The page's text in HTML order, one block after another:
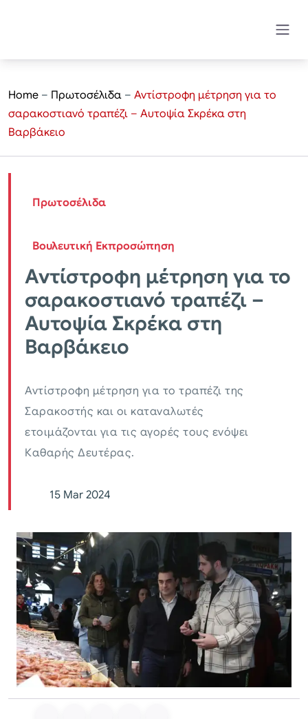
Home – Πρωτοσέλιδα – Αντίστροφη μέτρηση για το
σαρακοστιανό τραπέζι – Αυτοψία Σκρέκα στη
Βαρβάκειο
Πρωτοσέλιδα
Βουλευτική Εκπροσώπηση
Αντίστροφη μέτρηση για το
σαρακοστιανό τραπέζι –
Αυτοψία Σκρέκα στη
Βαρβάκειο
Αντίστροφη μέτρηση για το τραπέζι της
Σαρακοστής και οι καταναλωτές
ετοιμάζονται για τις αγορές τους ενόψει
Καθαρής Δευτέρας.
15 Mar 2024